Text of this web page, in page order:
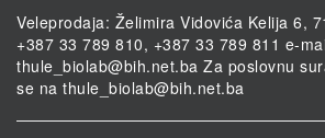
Veleprodaja: Želimira Vidovića Kelija 6,
+387 33 789 810, +387 33 789 811 e-
thule_biolab@bih.net.ba Za poslovnu
se na thule_biolab@bih.net.ba